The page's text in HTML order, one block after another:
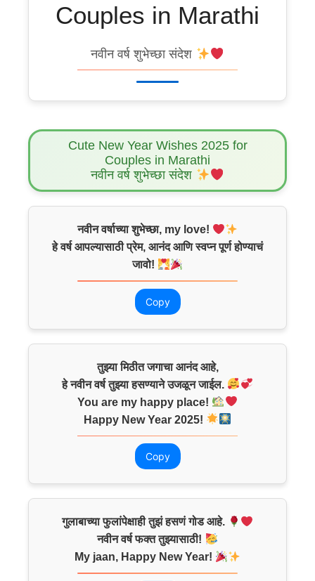
Couples in Marathi
नवीन वर्ष शुभेच्छा संदेश
Cute New Year Wishes 2025 for
Couples in Marathi
नवीन वर्ष शुभेच्छा संदेश
नवीन वर्षाच्या शुभेच्छा, my love!
हे वर्ष आपल्यासाठी प्रेम, आनंद आणि स्वप्न पूर्ण होण्याचं
जावो!
Copy
तुझ्या मिठीत जगाचा आनंद आहे,
हे नवीन वर्ष तुझ्या हसण्याने उजळून जाईल.
You are my happy place!
Happy New Year 2025!
Copy
गुलाबाच्या फुलांपेक्षाही तुझं हसणं गोड आहे.
नवीन वर्ष फक्त तुझ्यासाठी!
My jaan, Happy New Year!